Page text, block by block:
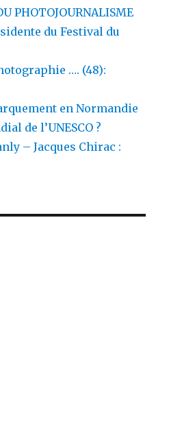
PHOTOJOURNALISME
du Festival du
…. (48):
en Normandie
de l’UNESCO ?
– Jacques Chirac :